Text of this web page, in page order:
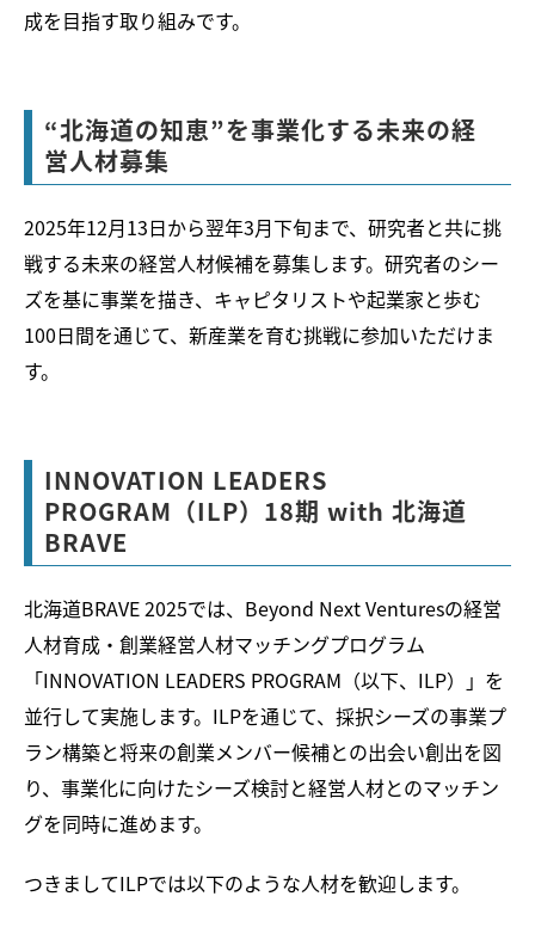
成を目指す取り組みです。
“北海道の知恵”を事業化する未来の経
営人材募集
2025年12月13日から翌年3月下旬まで、研究者と共に挑
戦する未来の経営人材候補を募集します。研究者のシー
ズを基に事業を描き、キャピタリストや起業家と歩む
100日間を通じて、新産業を育む挑戦に参加いただけま
す。
INNOVATION LEADERS
PROGRAM（ILP）18期 with 北海道
BRAVE
北海道BRAVE 2025では、Beyond Next Venturesの経営
人材育成・創業経営人材マッチングプログラム
「INNOVATION LEADERS PROGRAM（以下、ILP）」を
並行して実施します。ILPを通じて、採択シーズの事業プ
ラン構築と将来の創業メンバー候補との出会い創出を図
り、事業化に向けたシーズ検討と経営人材とのマッチン
グを同時に進めます。
つきましてILPでは以下のような人材を歓迎します。